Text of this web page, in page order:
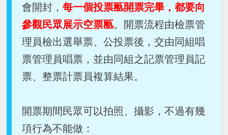
會開封，每一個投票匭開票完畢，都要向
參觀民眾展示空票匭。開票流程由檢票管
理員檢出選舉票、公投票後，交由同組唱
票管理員唱票，並由同組之記票管理員記
票、整票計票員複算結果。
開票期間民眾可以拍照、攝影，不過有幾
項行為不能做：